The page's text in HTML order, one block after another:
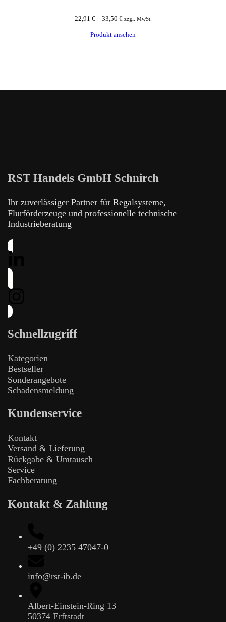
22,91 €– 33,50 € zzgl. MwSt.
Produkt ansehen
RST Handels GmbH Schnirch
Ihr zuverlässiger Partner für Regalsysteme,
Flurförderzeuge und professionelle technische
Industrieberatung
Schnellzugriff
Kategorien
Bestseller
Sonderangebote
Schadensmeldung
Kundenservice
Kontakt
Versand & Lieferung
Rückgabe & Umtausch
Service
Fachberatung
Kontakt & Zahlung
+49 (0) 2235 47047-0
info@rst-ib.de
Albert-Einstein-Ring 13
50374 Erftstadt